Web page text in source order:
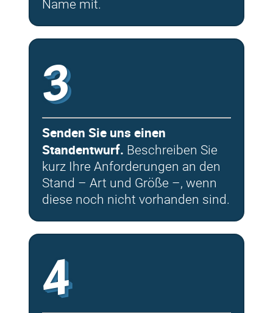
Name mit.
3
Senden Sie uns einen
Standentwurf. Beschreiben Sie
kurz Ihre Anforderungen an den
Stand – Art und Größe –, wenn
diese noch nicht vorhanden sind.
4